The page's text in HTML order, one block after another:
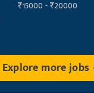
₹15000 - ₹20000
Explore more jobs